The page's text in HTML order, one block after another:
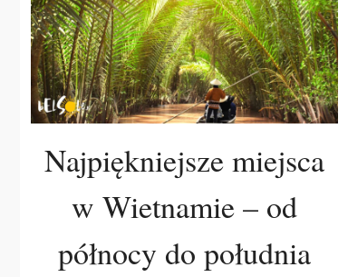
Najpiękniejsze miejsca
w Wietnamie – od
północy do południa